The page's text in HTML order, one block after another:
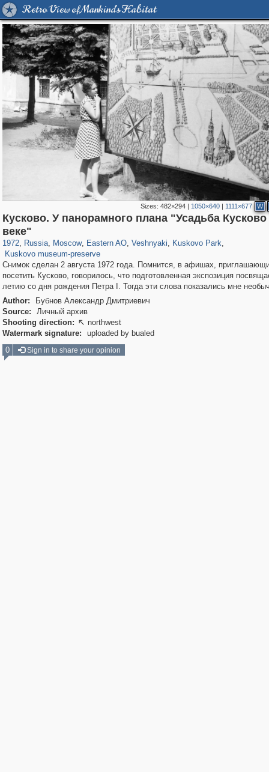
Retro View of Mankind's Habitat
Sizes: 482×294| 1050×640| 1111×677 W
Кусково. У панорамного плана "Усадьба Кусково
веке"
1972, Russia, Moscow
319,716
, Eastern AO, Veshnyaki, Kuskovo Park,
Kuskovo museum-preserve
1,150 37
Снимок сделан 2 августа 1972 года. Помнится, в афишах,
посетить Кусково, говорилось, что подготовленная экспозиция
летию со дня рождения Петра I. Тогда эти слова показались мне
Author:
Бубнов Александр Дмитриевич
Source:
Личный архив
Shooting direction:  northwest
Watermark signature:
uploaded by bualed
0
Sign in to share your opinion